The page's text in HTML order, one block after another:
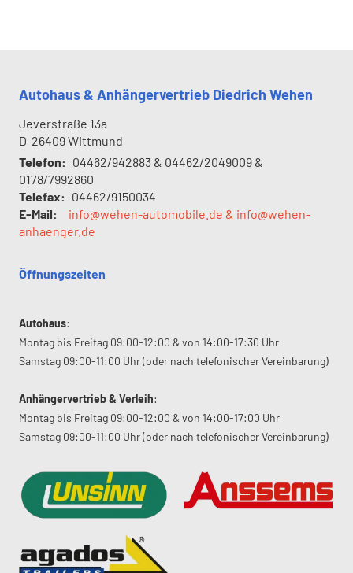
Autohaus & Anhängervertrieb Diedrich Wehen
Jeverstraße 13a
D-26409Wittmund
Telefon: 04462/942883 & 04462/2049009 &
0178/7992860
Telefax: 04462/9150034
E-Mail:
info@wehen-automobile.de & info@wehen-
anhaenger.de
Öffnungszeiten
Autohaus:
Montag bis Freitag 09:00-12:00 & von 14:00-17:30 Uhr
Samstag 09:00-11:00 Uhr (oder nach telefonischer Vereinbarung)
Anhängervertrieb & Verleih:
Montag bis Freitag 09:00-12:00 & von 14:00-17:00 Uhr
Samstag 09:00-11:00 Uhr (oder nach telefonischer Vereinbarung)